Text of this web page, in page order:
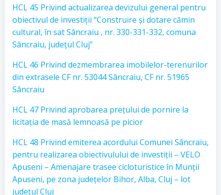
HCL 45 Privind actualizarea devizului general pentru
obiectivul de investiții “Construire și dotare cămin
cultural, în sat Sâncraiu , nr. 330-331-332, comuna
Sâncraiu, județul Cluj”
HCL 46 Privind dezmembrarea imobilelor-terenurilor
din extrasele CF nr. 53044 Sâncraiu, CF nr. 51965
Sâncraiu
HCL 47 Privind aprobarea prețului de pornire la
licitația de masă lemnoasă pe picior
HCL 48 Privind emiterea acordului Comunei Sâncraiu,
pentru realizarea obiectivulului de investiții – VELO
Apuseni – Amenajare trasee cicloturistice în Munții
Apuseni, pe zona județelor Bihor, Alba, Cluj – lot
județul Cluj